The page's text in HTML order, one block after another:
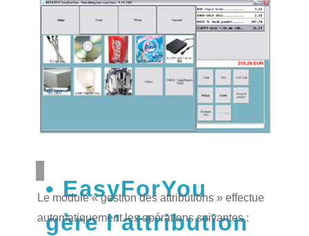
EasyForYou
gère l’attribution
Le module « gestion des attributions » effectue
automatiquement les opérations suivantes :